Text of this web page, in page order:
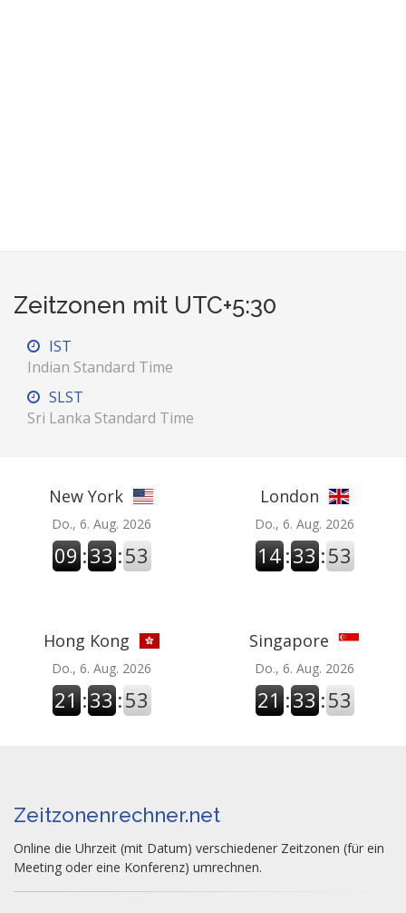
Zeitzonen mit UTC+5:30
IST
Indian Standard Time
SLST
Sri Lanka Standard Time
New York
Do., 6. Aug. 2026
09 :33 :54
London
Do., 6. Aug. 2026
14 :33 :54
Hong Kong
Do., 6. Aug. 2026
21 :33 :54
Singapore
Do., 6. Aug. 2026
21 :33 :54
Zeitzonenrechner.net
Online die Uhrzeit (mit Datum) verschiedener Zeitzonen (für ein
Meeting oder eine Konferenz) umrechnen.